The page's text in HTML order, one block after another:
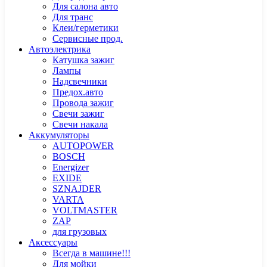
Для салона авто
Для транс
Клеи/герметики
Сервисные прод.
Автоэлектрика
Катушка зажиг
Лампы
Надсвечники
Предох.авто
Провода зажиг
Свечи зажиг
Свечи накала
Аккумуляторы
AUTOPOWER
BOSCH
Energizer
EXIDE
SZNAJDER
VARTA
VOLTMASTER
ZAP
для грузовых
Аксессуары
Всегда в машине!!!
Для мойки